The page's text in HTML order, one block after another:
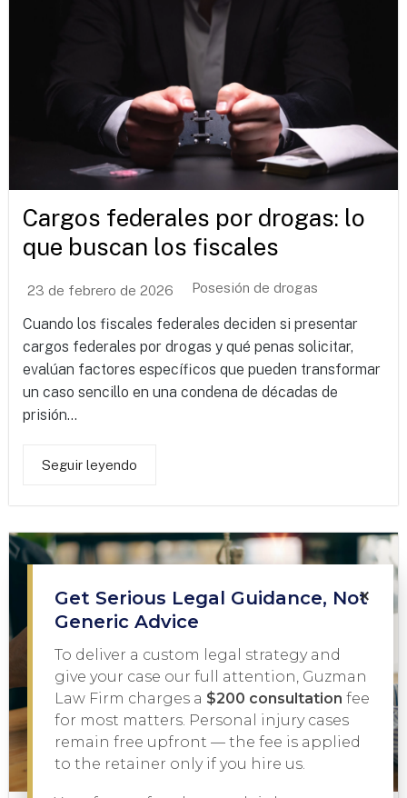
Cargos federales por drogas: lo
que buscan los fiscales
23 de febrero de 2026 Posesión de drogas
Cuando los fiscales federales deciden si presentar
cargos federales por drogas y qué penas solicitar,
evalúan factores específicos que pueden transformar
un caso sencillo en una condena de décadas de
prisión...
Seguir leyendo
×
Get Serious Legal Guidance, Not
Generic Advice
To deliver a custom legal strategy and
give your case our full attention, Guzman
Law Firm charges a $200 consultation fee
for most matters. Personal injury cases
remain free upfront — the fee is applied
to the retainer only if you hire us.